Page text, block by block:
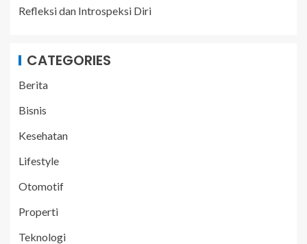
Refleksi dan Introspeksi Diri
CATEGORIES
Berita
Bisnis
Kesehatan
Lifestyle
Otomotif
Properti
Teknologi